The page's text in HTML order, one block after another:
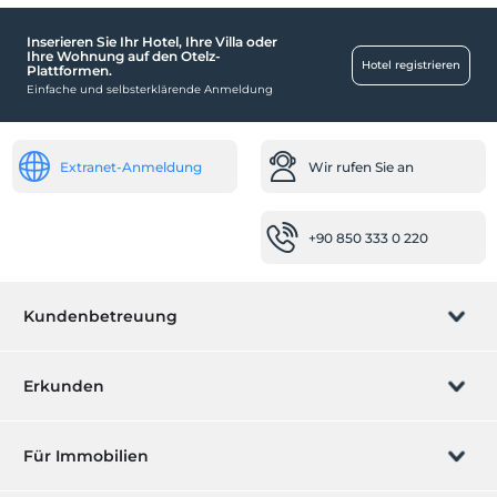
Räume
Familienzimmer
Andere
Isıtmalı Havuz
Inserieren Sie Ihr Hotel, Ihre Villa oder
Ihre Wohnung auf den Otelz-
Plattformen.
Einfache und selbsterklärende Anmeldung
Hotel registrieren
Extranet-Anmeldung Wir rufen Sie an
+90 850 333 0 220
Kundenbetreuung
Buchung verwalten
Erkunden
Geschenkgutschein
Für Immobilien